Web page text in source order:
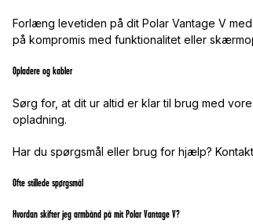
Forlæng levetiden på dit Polar Vantage V
på kompromis med funktionalitet eller
Opladere og kabler
Sørg for, at dit ur altid er klar til brug med
opladning.
Har du spørgsmål eller brug for hjælp?
Ofte stillede spørgsmål
Hvordan skifter jeg armbånd på mit Polar Vantage V?